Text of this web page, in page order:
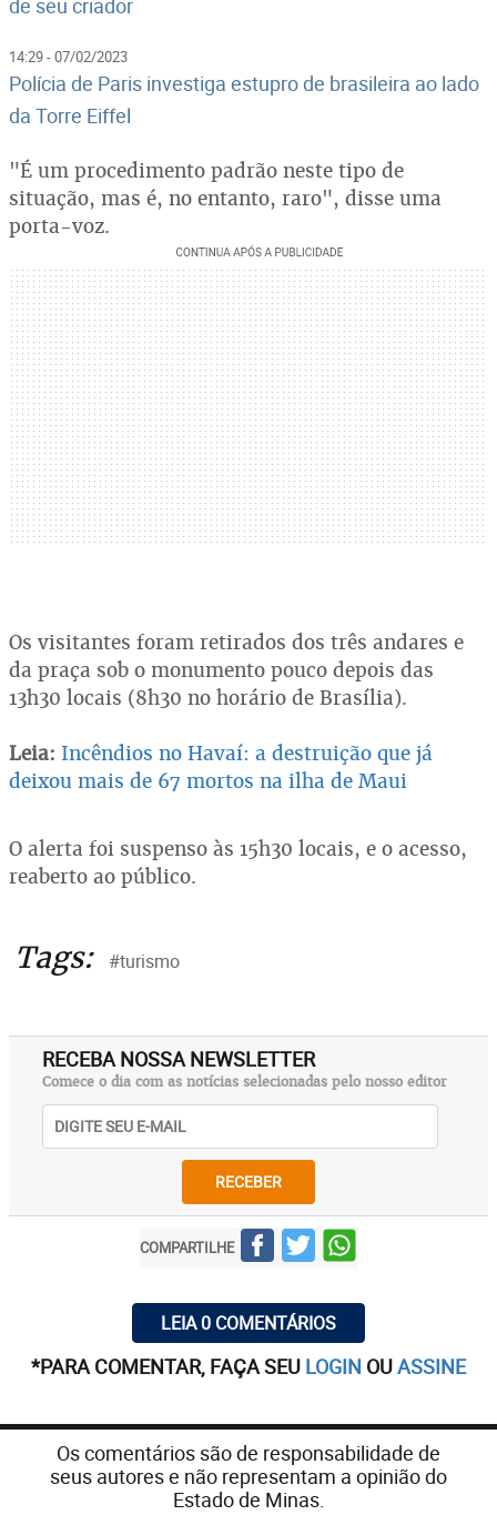
14:29 - 07/02/2023
Polícia de Paris investiga estupro de brasileira ao lado
da Torre Eiffel
"É um procedimento padrão neste tipo de
situação, mas é, no entanto, raro", disse uma
porta-voz.
Os visitantes foram retirados dos três andares e
da praça sob o monumento pouco depois das
13h30 locais (8h30 no horário de Brasília).
Leia: Incêndios no Havaí: a destruição que já
deixou mais de 67 mortos na ilha de Maui
O alerta foi suspenso às 15h30 locais, e o acesso,
reaberto ao público.
Tags: #turismo
RECEBA NOSSA NEWSLETTER
Comece o dia com as notícias selecionadas pelo nosso editor
RECEBER
COMPARTILHE
LEIA 0 COMENTÁRIOS
*PARA COMENTAR, FAÇA SEU LOGIN OUASSINE
Os comentários são de responsabilidade de
seus autores e não representam a opinião do
Estado de Minas.